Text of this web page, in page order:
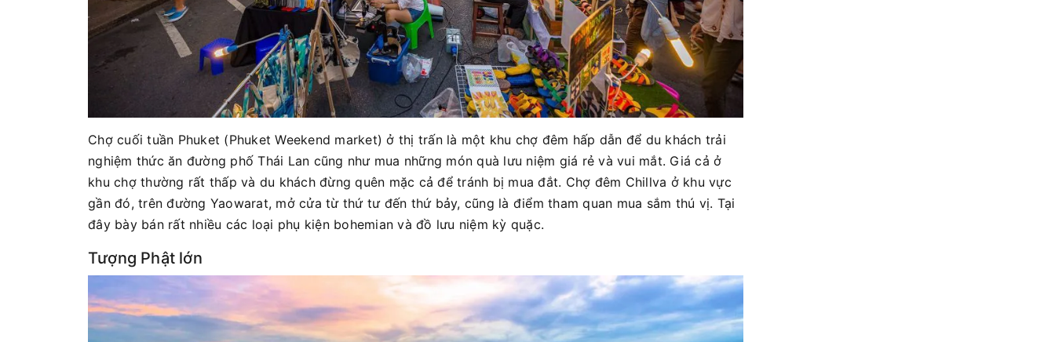
Chợ cuối tuần Phuket (Phuket Weekend market) ở thị trấn là một khu chợ đêm hấp dẫn để du khách trải
nghiệm thức ăn đường phố Thái Lan cũng như mua những món quà lưu niệm giá rẻ và vui mắt. Giá cả ở
khu chợ thường rất thấp và du khách đừng quên mặc cả để tránh bị mua đắt. Chợ đêm Chillva ở khu vực
gần đó, trên đường Yaowarat, mở cửa từ thứ tư đến thứ bảy, cũng là điểm tham quan mua sắm thú vị. Tại
đây bày bán rất nhiều các loại phụ kiện bohemian và đồ lưu niệm kỳ quặc.
Tượng Phật lớn